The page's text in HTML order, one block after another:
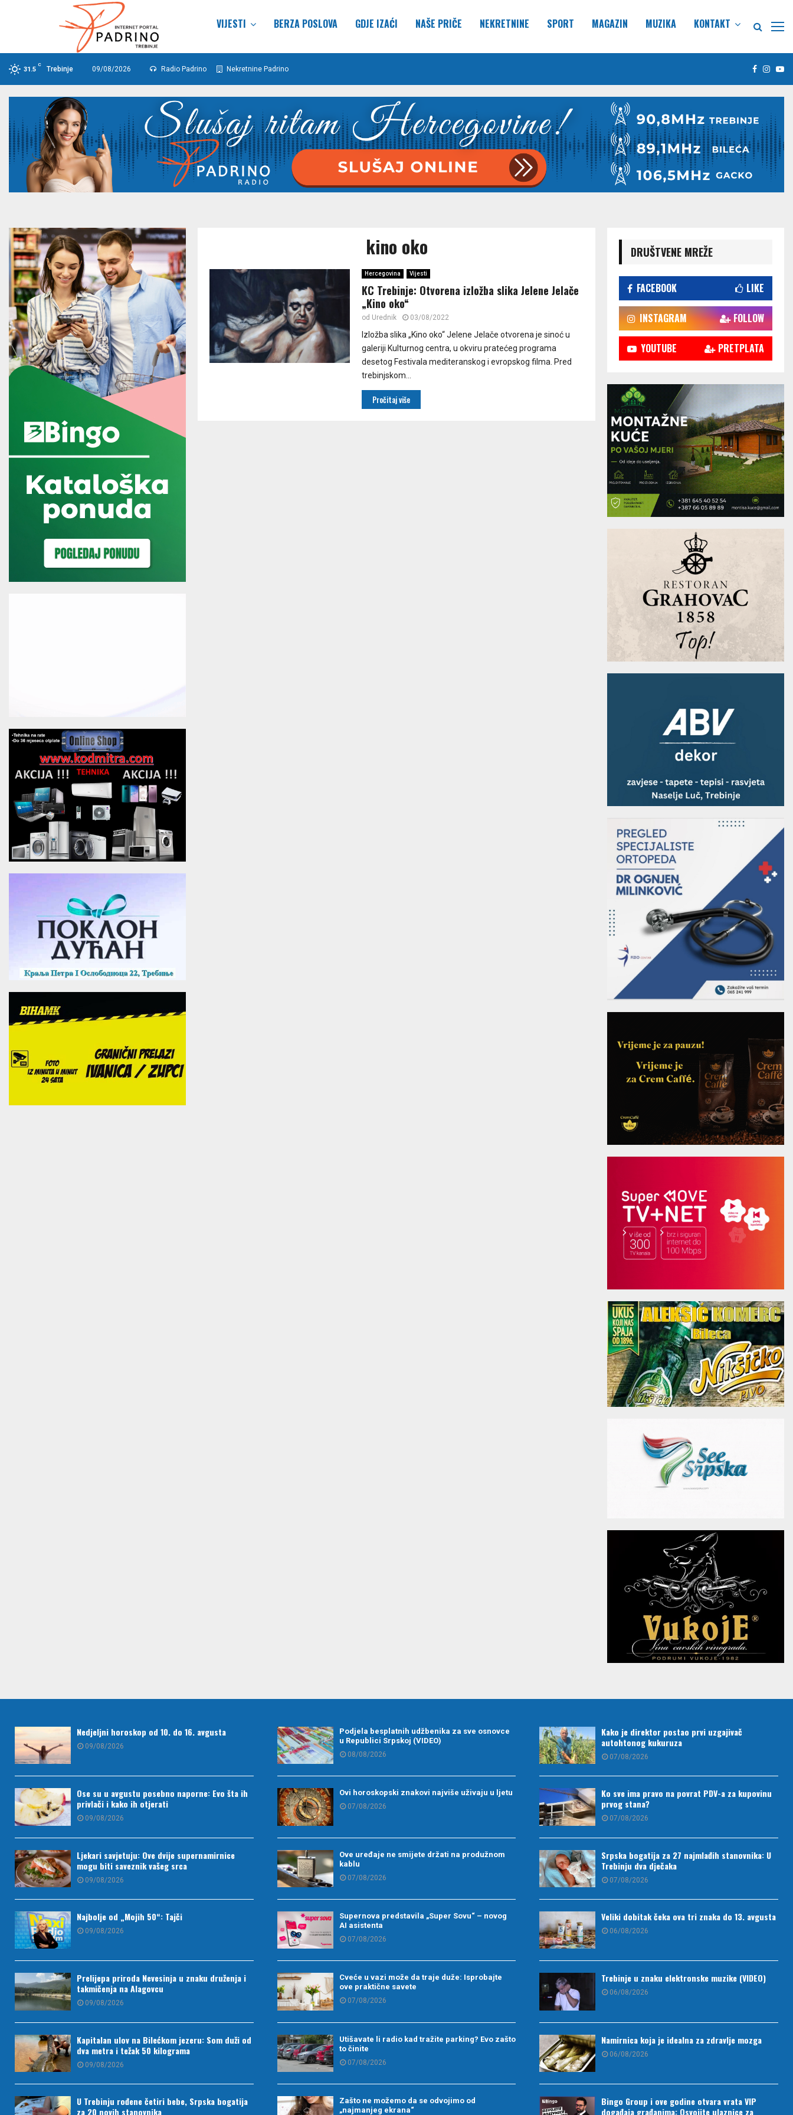
VIJESTI BERZA POSLOVA GDJE IZAĆI NAŠE PRIČE NEKRETNINE SPORT MAGAZIN MUZIKA KONTAKT
31.5
C
Trebinje 09/08/2026 Radio Padrino Nekretnine Padrino Facebook
kino oko
Hercegovina Vijesti
KC Trebinje: Otvorena izložba slika Jelene Jelače
„Kino oko“
od Urednik 03/08/2022
Izložba slika „Kino oko“ Jelene Jelače otvorena je sinoć u
galeriji Kulturnog centra, u okviru pratećeg programa
desetog Festivala mediteranskog i evropskog filma. Pred
trebinjskom...
Pročitaj više
DRUŠTVENE MREŽE
FACEBOOK LIKE
INSTAGRAM FOLLOW
YOUTUBE PRETPLATA
Nedjeljni horoskop od 10. do 16. avgusta
09/08/2026
Ose su u avgustu posebno naporne: Evo šta ih
privlači i kako ih otjerati
09/08/2026
Ljekari savjetuju: Ove dvije supernamirnice
mogu biti saveznik vašeg srca
09/08/2026
Najbolje od „Mojih 50“: Tajči
09/08/2026
Prelijepa priroda Nevesinja u znaku druženja i
takmičenja na Alagovcu
09/08/2026
Kapitalan ulov na Bilećkom jezeru: Som duži od
dva metra i težak 50 kilograma
09/08/2026
U Trebinju rođene četiri bebe, Srpska bogatija
za 20 novih stanovnika
Podjela besplatnih udžbenika za sve osnovce
u Republici Srpskoj (VIDEO)
08/08/2026
Ovi horoskopski znakovi najviše uživaju u ljetu
07/08/2026
Ove uređaje ne smijete držati na produžnom
kablu
07/08/2026
Supernova predstavila „Super Sovu“ – novog
AI asistenta
07/08/2026
Cveće u vazi može da traje duže: Isprobajte
ove praktične savete
07/08/2026
Utišavate li radio kad tražite parking? Evo zašto
to činite
07/08/2026
Zašto ne možemo da se odvojimo od
„najmanjeg ekrana“
Kako je direktor postao prvi uzgajivač
autohtonog kukuruza
07/08/2026
Ko sve ima pravo na povrat PDV-a za kupovinu
prvog stana?
07/08/2026
Srpska bogatija za 27 najmlađih stanovnika: U
Trebinju dva dječaka
07/08/2026
Veliki dobitak čeka ova tri znaka do 13. avgusta
06/08/2026
Trebinje u znaku elektronske muzike (VIDEO)
06/08/2026
Namirnica koja je idealna za zdravlje mozga
06/08/2026
Bingo Group i ove godine otvara vrata VIP
događaja građanima: Osvojite ulaznice za